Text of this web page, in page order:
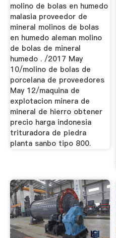
molino de bolas en humedo
malasia proveedor de
mineral molinos de bolas
en humedo aleman molino
de bolas de mineral
humedo . /2017 May
10/molino de bolas de
porcelana de proveedores
May 12/maquina de
explotacion minera de
mineral de hierro obtener
precio harga indonesia
trituradora de piedra
planta sanbo tipo 800.